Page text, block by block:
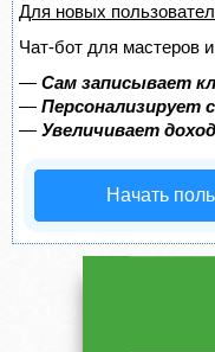
Для новых
Чат-бот для мастеров
— Сам записывает
— Персонализирует
— Увеличивает
Начать